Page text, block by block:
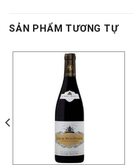
SẢN PHẨM TƯƠNG TỰ